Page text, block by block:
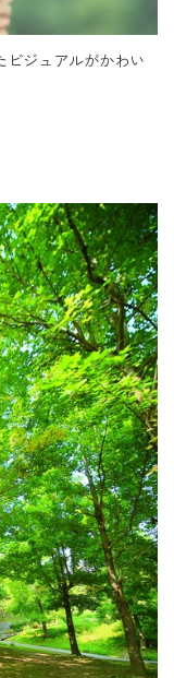
ビジュアルがかわい